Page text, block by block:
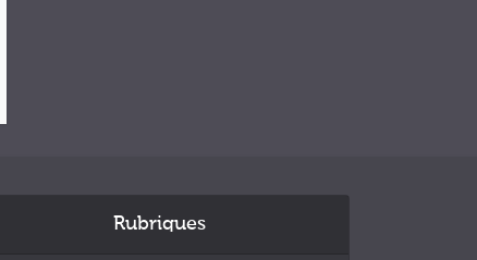
Rubriques